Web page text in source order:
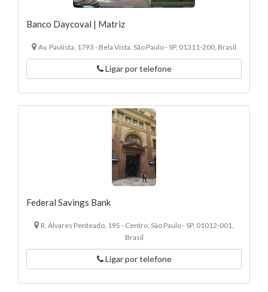
Banco Daycoval | Matriz
Av. Paulista, 1793 - Bela Vista, São Paulo - SP, 01311-200, Brasil
Ligar por telefone
Federal Savings Bank
R. Álvares Penteado, 195 - Centro, São Paulo - SP, 01012-001,
Brasil
Ligar por telefone